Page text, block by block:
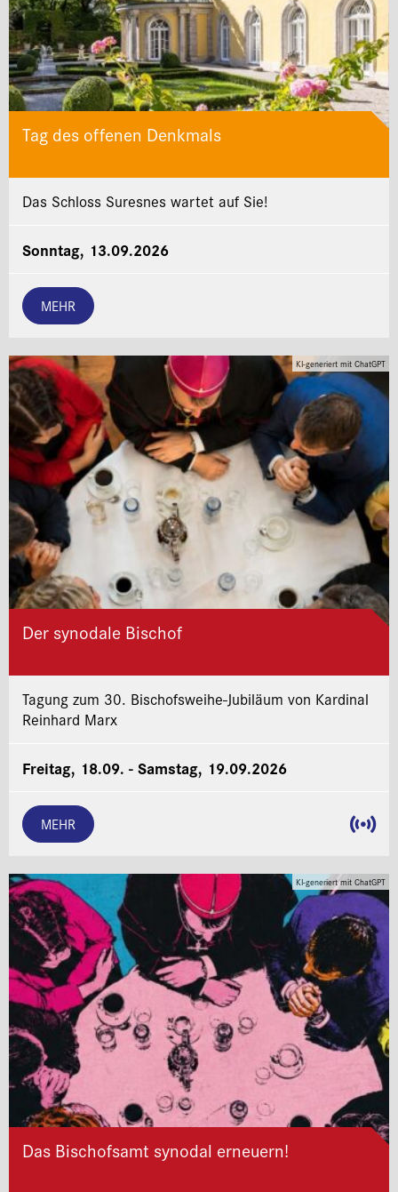
Tag des offenen Denkmals
Das Schloss Suresnes wartet auf Sie!
Sonntag, 13.09.2026
MEHR
KI-generiert mit ChatGPT
Der synodale Bischof
Tagung zum 30. Bischofsweihe-Jubiläum von Kardinal
Reinhard Marx
Freitag, 18.09. - Samstag, 19.09.2026
MEHR
KI-generiert mit ChatGPT
Das Bischofsamt synodal erneuern!